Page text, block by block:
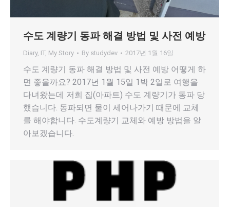
수도 계량기 동파 해결 방법 및 사전 예방
Diary, IT, My Story By studydev 2017년 1월 16일
수도 계량기 동파 해결 방법 및 사전 예방 어떻게 하
면 좋을까요? 2017년 1월 15일 1박 2일로 여행을
다녀왔는데 저희 집(아파트) 수도 계량기가 동파 당
했습니다. 동파되면 물이 세어나가기 때문에 교체
를 해야합니다. 수도계량기 교체와 예방 방법을 알
아보겠습니다.